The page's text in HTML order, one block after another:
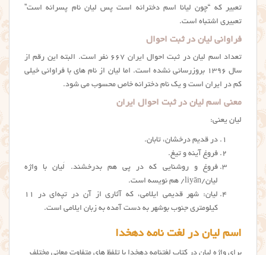
تعبیر که “چون لیانا اسم دخترانه است پس لیان نام پسرانه است”
تعبیری اشتباه است.
فراوانی لیان در ثبت احوال
تعداد اسم لیان در ثبت احوال ایران ۶۶۷ نفر است. البته این رقم از
سال ۱۳۹۶ بروزرسانی نشده است. اما ليان از نام های با فراوانی خیلی
کم در ایران است و یک نام دخترانه خاص محسوب می شود.
معنی اسم لیان در ثبت احوال ایران
لیان یعنی:
در قديم درخشان، تابان.
فروغ آینه و تیغ.
فروغ و روشنایی که در پی هم بدرخشند. لَیان با واژه‌
لیان/liyān/ هم نویسه است.
لیان: شهر قدیمی ایلامی، که آثاری از آن در تپه‌ای در ۱۱
کیلومتری جنوب بوشهر به دست آمده به زبان ایلامی است.
اسم لیان در لغت نامه دهخدا
برای واژه لیان در کتاب لغتنامه دهخدا با تلفظ های متفاوت معانی مختلف